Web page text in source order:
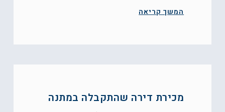
המשך קריאה
מכירת דירה שהתקבלה במתנה